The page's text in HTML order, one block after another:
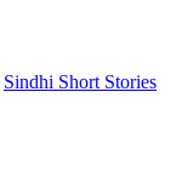
Sindhi Short Stories